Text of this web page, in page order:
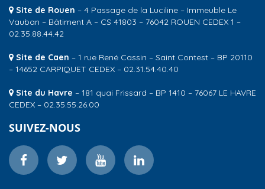
Site de Rouen – 4 Passage de la Luciline – Immeuble Le
Vauban – Bâtiment A – CS 41803 – 76042 ROUEN CEDEX 1 –
02.35.88.44.42
Site de Caen – 1 rue René Cassin – Saint Contest – BP 20110
– 14652 CARPIQUET CEDEX – 02.31.54.40.40
Site du Havre – 181 quai Frissard – BP 1410 – 76067 LE HAVRE
CEDEX – 02.35.55.26.00
SUIVEZ-NOUS